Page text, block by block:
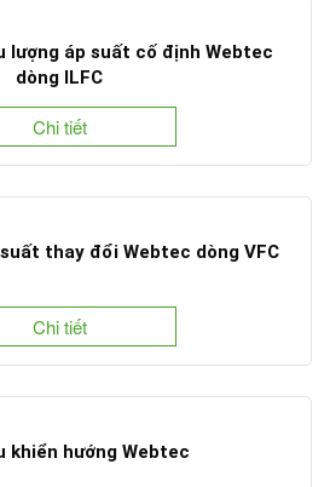
lượng áp suất cố định Webtec
dòng ILFC
Chi tiết
thay đổi Webtec dòng VFC
Chi tiết
khiển hướng Webtec